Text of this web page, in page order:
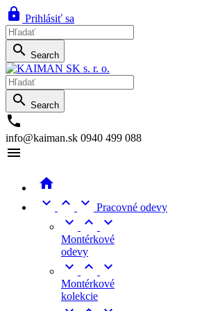
 Prihlásiť sa
 Search
 Search

info@kaiman.sk 0940 499 088



  Pracovné odevy
  
Montérkové
odevy
  
Montérkové
kolekcie